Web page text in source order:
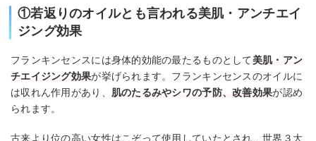
①若返りのオイルとも言われる美肌・アンチエイ
ジング効果
フランキンセンスには身体的効能の最たるものとして美肌・アン
チエイジング効果が挙げられます。フランキンセンスのオイルに
は収れん作用があり、 肌のたるみやシワの予防、改善効果が認め
られます。
古来より位の高い女性はこぞって使用していたとされ、世界３大